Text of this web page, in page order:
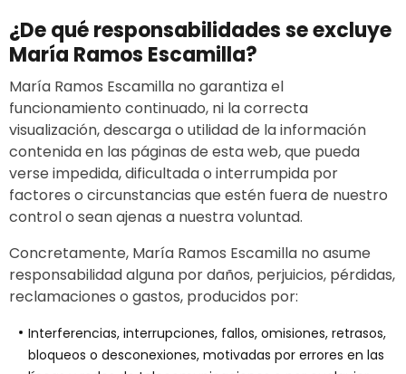
¿De qué responsabilidades se excluye
María Ramos Escamilla?
María Ramos Escamilla no garantiza el
funcionamiento continuado, ni la correcta
visualización, descarga o utilidad de la información
contenida en las páginas de esta web, que pueda
verse impedida, dificultada o interrumpida por
factores o circunstancias que estén fuera de nuestro
control o sean ajenas a nuestra voluntad.
Concretamente, María Ramos Escamilla no asume
responsabilidad alguna por daños, perjuicios, pérdidas,
reclamaciones o gastos, producidos por:
Interferencias, interrupciones, fallos, omisiones, retrasos,
bloqueos o desconexiones, motivadas por errores en las